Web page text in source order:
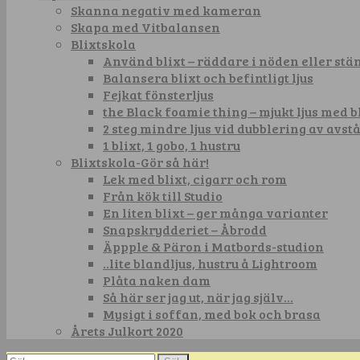
Skanna negativ med kameran
Skapa med Vitbalansen
Blixtskola
Använd blixt – räddare i nöden eller
Balansera blixt och befintligt ljus
Fejkat fönsterljus
the Black foamie thing – mjukt ljus med
2 steg mindre ljus vid dubblering av
1 blixt, 1 gobo, 1 hustru
Blixtskola-Gör så här!
Lek med blixt, cigarr och rom
Från kök till Studio
En liten blixt – ger många varianter
Snapskrydderiet – Åbrodd
Äppple & Päron i Matbords-studion
..lite blandljus, hustru å Lightroom
Plåta naken dam
Så här ser jag ut, när jag själv…
Mysigt i soffan, med bok och brasa
Årets Julkort 2020